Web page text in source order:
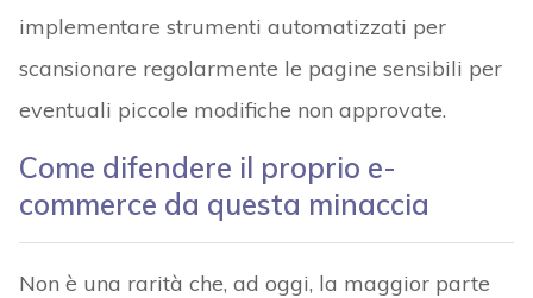
implementare strumenti automatizzati per
scansionare regolarmente le pagine sensibili per
eventuali piccole modifiche non approvate.
Come difendere il proprio e-
commerce da questa minaccia
Non è una rarità che, ad oggi, la maggior parte